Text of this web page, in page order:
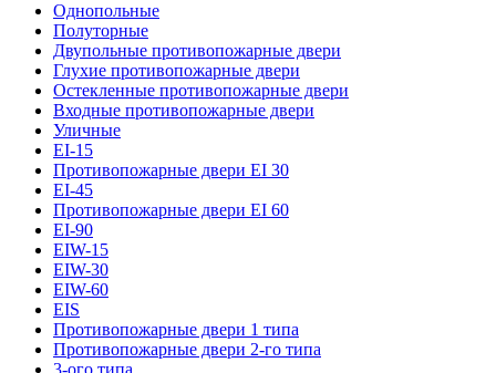
Однопольные
Полуторные
Двупольные противопожарные двери
Глухие противопожарные двери
Остекленные противопожарные двери
Входные противопожарные двери
Уличные
EI-15
Противопожарные двери EI 30
EI-45
Противопожарные двери EI 60
EI-90
EIW-15
EIW-30
EIW-60
EIS
Противопожарные двери 1 типа
Противопожарные двери 2-го типа
3-ого типа